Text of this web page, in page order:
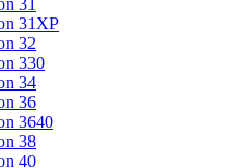
31
31XP
32
330
34
36
3640
38
40